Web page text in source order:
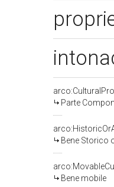
Parte
Bene Storico
Bene mobile